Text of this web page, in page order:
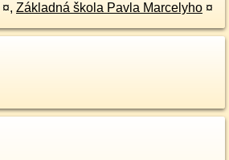
¤, Základná škola Pavla Marcelyho ¤